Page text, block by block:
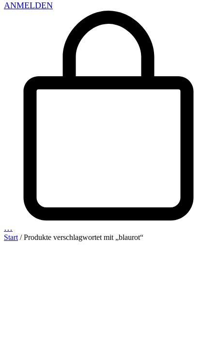
ANMELDEN
…
Start / Produkte verschlagwortet mit „blaurot“